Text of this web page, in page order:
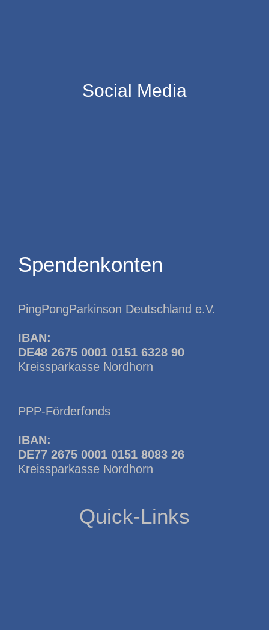
Social Media
Spendenkonten
PingPongParkinson Deutschland e.V.
IBAN:
DE48 2675 0001 0151 6328 90
Kreissparkasse Nordhorn
PPP-Förderfonds
IBAN:
DE77 2675 0001 0151 8083 26
Kreissparkasse Nordhorn
Quick-Links